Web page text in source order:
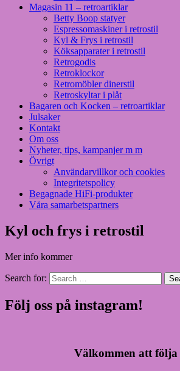
Magasin 11 – retroartiklar
Betty Boop statyer
Espressomaskiner i retrostil
Kyl & Frys i retrostil
Köksapparater i retrostil
Retrogodis
Retroklockor
Retromöbler dinerstil
Retroskyltar i plåt
Bagaren och Kocken – retroartiklar
Julsaker
Kontakt
Om oss
Nyheter, tips, kampanjer m m
Övrigt
Användarvillkor och cookies
Integritetspolicy
Begagnade HiFi-produkter
Våra samarbetspartners
Kyl och frys i retrostil
Mer info kommer
Search for:
Följ oss på instagram!
Välkommen att följa